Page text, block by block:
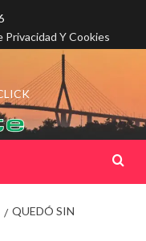
Privacidad Y Cookies
QUEDÓ SIN